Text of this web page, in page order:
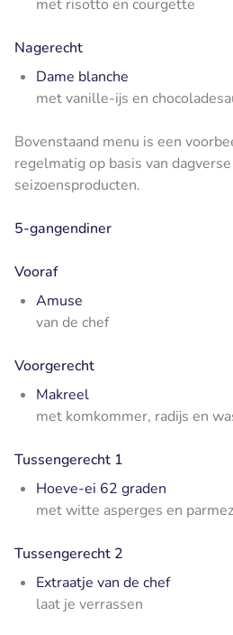
met risotto en courgette
Nagerecht
Dame blanche
met vanille-ijs en
Bovenstaand menu is een
regelmatig op basis van
seizoensproducten.
5-gangendiner
Vooraf
Amuse
van de chef
Voorgerecht
Makreel
met komkommer, radijs en
Tussengerecht 1
Hoeve-ei 62 graden
met witte asperges en
Tussengerecht 2
Extraatje van de chef
laat je verrassen